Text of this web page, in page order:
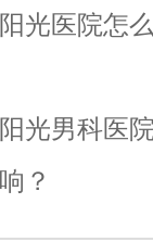
光医院怎
光男科医
？